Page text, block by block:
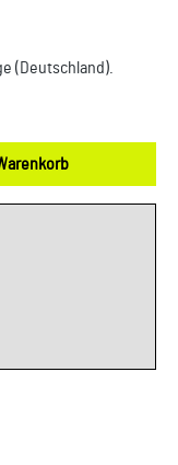
(Deutschland).
Wert ein